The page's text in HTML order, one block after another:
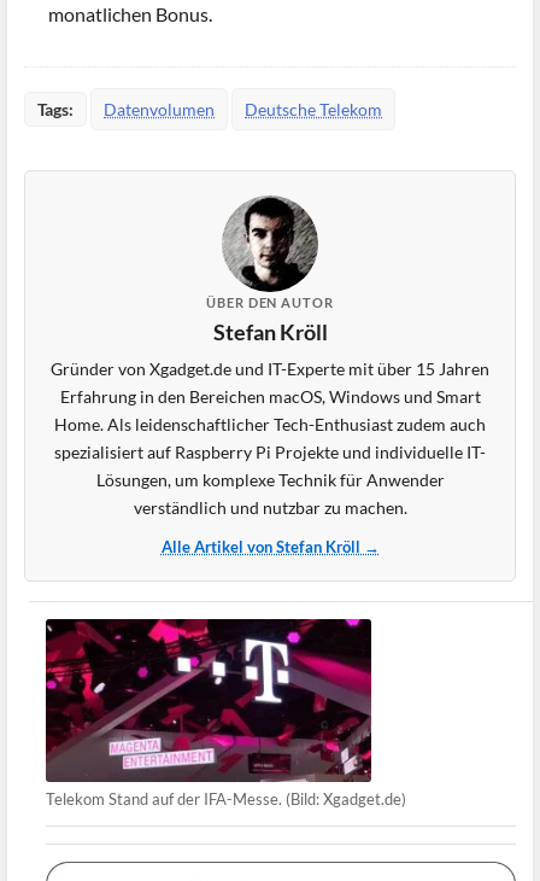
monatlichen Bonus.
Tags: Datenvolumen Deutsche Telekom
ÜBER DEN AUTOR
Stefan Kröll
Gründer von Xgadget.de und IT-Experte mit über 15 Jahren
Erfahrung in den Bereichen macOS, Windows und Smart
Home. Als leidenschaftlicher Tech-Enthusiast zudem auch
spezialisiert auf Raspberry Pi Projekte und individuelle IT-
Lösungen, um komplexe Technik für Anwender
verständlich und nutzbar zu machen.
Alle Artikel von Stefan Kröll →
Telekom Stand auf der IFA-Messe. (Bild: Xgadget.de)